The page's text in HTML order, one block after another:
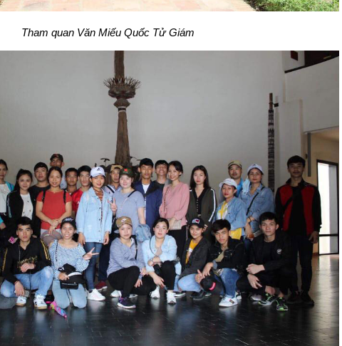
Tham quan Văn Miếu Quốc Tử Giám